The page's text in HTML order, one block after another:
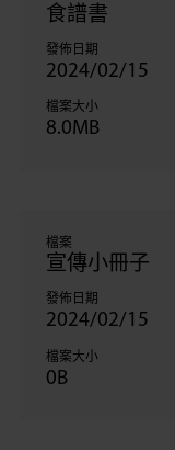
食譜書
發佈日期
2024/02/15
檔案大小
8.0MB
檔案
宣傳小冊子
發佈日期
2024/02/15
檔案大小
0B